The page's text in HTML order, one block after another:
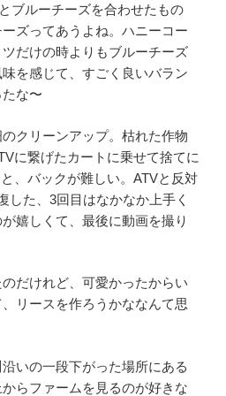
ブルーチーズを合わせたもの
ズってあうよね。ハニーコー
だけの時よりもブルーチーズ
を感じて、すごく良いバラン
な〜
クリーンアップ。枯れた作物
に繋げたカートに乗せて捨てに
、バックが難しい。ATVと反対
した、3回目はなかなか上手く
嬉しくて、最後に動画を撮り
だけれど、可愛かったからい
リースを作ろうかななんて思
いの一段下がった場所にある
らファームを見るのが好きな